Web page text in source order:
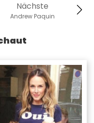
Nächste
Andrew Paquin